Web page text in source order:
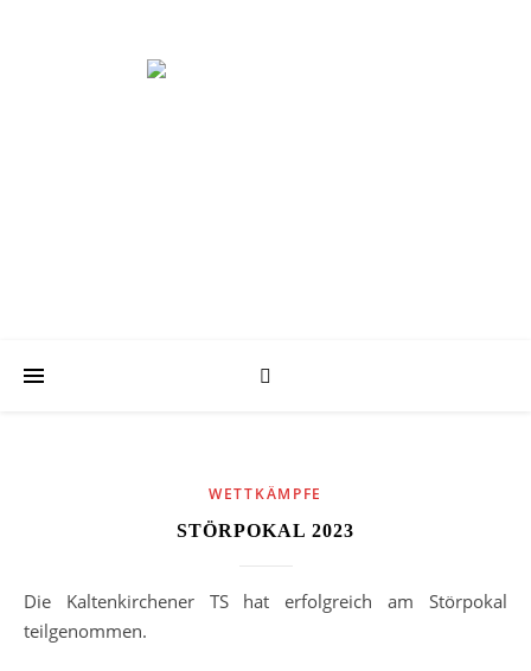
WETTKÄMPFE
STÖRPOKAL 2023
Die Kaltenkirchener TS hat erfolgreich am Störpokal
teilgenommen.